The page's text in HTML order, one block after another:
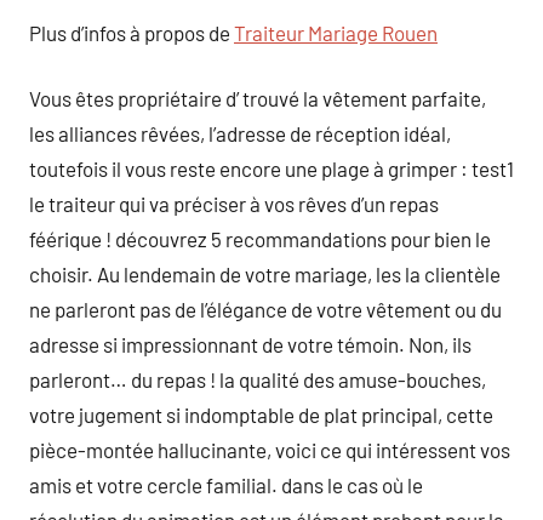
Plus d’infos à propos de Traiteur Mariage Rouen
Vous êtes propriétaire d’ trouvé la vêtement parfaite,
les alliances rêvées, l’adresse de réception idéal,
toutefois il vous reste encore une plage à grimper : test1
le traiteur qui va préciser à vos rêves d’un repas
féérique ! découvrez 5 recommandations pour bien le
choisir. Au lendemain de votre mariage, les la clientèle
ne parleront pas de l’élégance de votre vêtement ou du
adresse si impressionnant de votre témoin. Non, ils
parleront… du repas ! la qualité des amuse-bouches,
votre jugement si indomptable de plat principal, cette
pièce-montée hallucinante, voici ce qui intéressent vos
amis et votre cercle familial. dans le cas où le